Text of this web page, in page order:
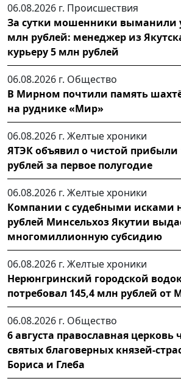
06.08.2026 г. Происшествия
За сутки мошенники выманили у
млн рублей: менеджер из
курьеру 5 млн рублей
06.08.2026 г. Общество
В Мирном почтили память
на руднике «Мир»
06.08.2026 г. Желтые хроники
ЯТЭК объявил о чистой прибыли
рублей за первое полугодие
06.08.2026 г. Желтые хроники
Компании с судебными исками
рублей Минсельхоз Якутии
многомиллионную субсидию
06.08.2026 г. Желтые хроники
Нерюнгринский городской
потребовал 145,4 млн рублей
06.08.2026 г. Общество
6 августа православная церковь
святых благоверных князей-
Бориса и Глеба